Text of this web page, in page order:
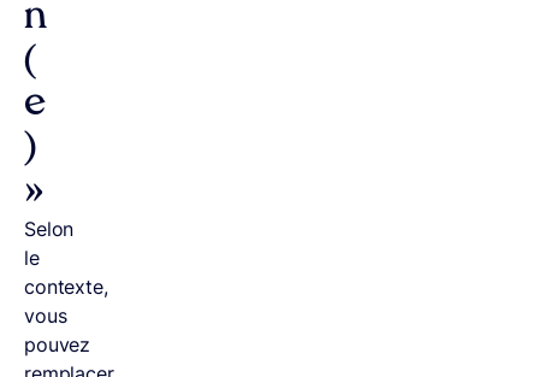
n
(
e
)
»
Selon
le
contexte,
vous
pouvez